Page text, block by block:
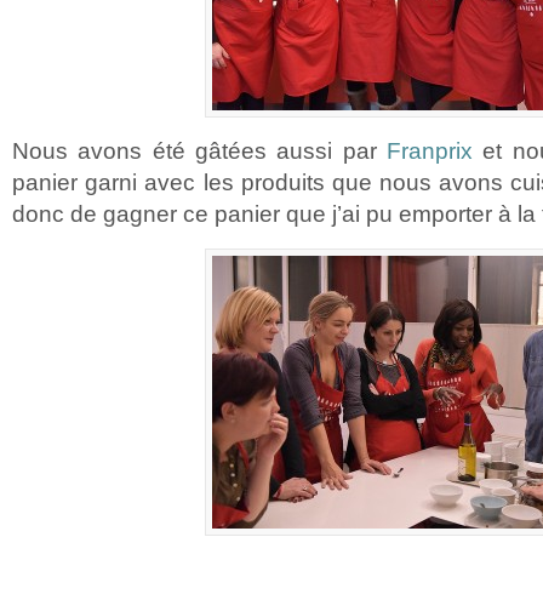
Nous avons été gâtées aussi par Franprix et
panier garni avec les produits que nous avons
donc de gagner ce panier que j’ai pu emporter à